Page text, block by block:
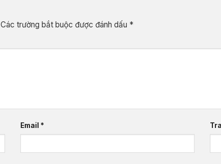
Các trường bắt buộc được đánh dấu *
Email *